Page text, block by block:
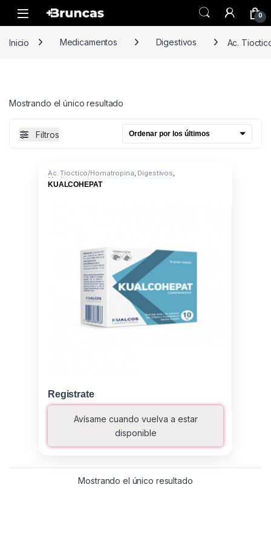
Skip to navigation
Skip to content
0
Inicio Medicamentos Digestivos Ac.
Mostrando el único resultado
Filtros
Ac. Tioctico/Homatropina, Digestivos,
Medicamentos
KUALCOHEPAT
Registrate
Avísame cuando vuelva a estar
disponible
Mostrando el único resultado